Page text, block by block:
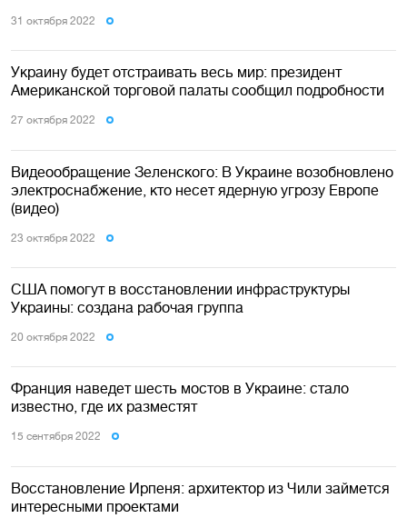
31 октября 2022
Украину будет отстраивать весь мир: президент
Американской торговой палаты сообщил подробности
27 октября 2022
Видеообращение Зеленского: В Украине возобновлено
электроснабжение, кто несет ядерную угрозу Европе
(видео)
23 октября 2022
США помогут в восстановлении инфраструктуры
Украины: создана рабочая группа
20 октября 2022
Франция наведет шесть мостов в Украине: стало
известно, где их разместят
15 сентября 2022
Восстановление Ирпеня: архитектор из Чили займется
интересными проектами